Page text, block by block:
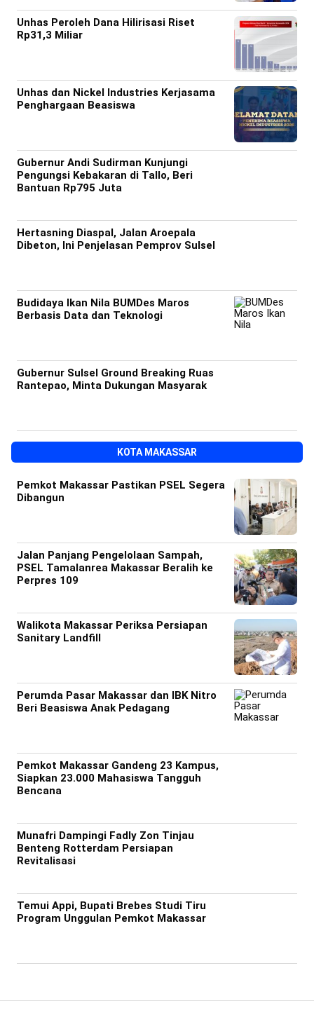
Unhas Peroleh Dana Hilirisasi Riset
Rp31,3 Miliar
Unhas dan Nickel Industries Kerjasama
Penghargaan Beasiswa
Gubernur Andi Sudirman Kunjungi
Pengungsi Kebakaran di Tallo, Beri
Bantuan Rp795 Juta
Hertasning Diaspal, Jalan Aroepala
Dibeton, Ini Penjelasan Pemprov Sulsel
Budidaya Ikan Nila BUMDes Maros
Berbasis Data dan Teknologi
Gubernur Sulsel Ground Breaking Ruas
Rantepao, Minta Dukungan Masyarak
KOTA MAKASSAR
Pemkot Makassar Pastikan PSEL Segera
Dibangun
Jalan Panjang Pengelolaan Sampah,
PSEL Tamalanrea Makassar Beralih ke
Perpres 109
Walikota Makassar Periksa Persiapan
Sanitary Landfill
Perumda Pasar Makassar dan IBK Nitro
Beri Beasiswa Anak Pedagang
Pemkot Makassar Gandeng 23 Kampus,
Siapkan 23.000 Mahasiswa Tangguh
Bencana
Munafri Dampingi Fadly Zon Tinjau
Benteng Rotterdam Persiapan
Revitalisasi
Temui Appi, Bupati Brebes Studi Tiru
Program Unggulan Pemkot Makassar